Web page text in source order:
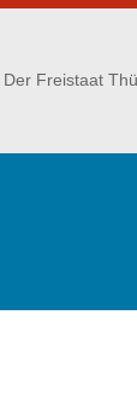
Der Freistaat